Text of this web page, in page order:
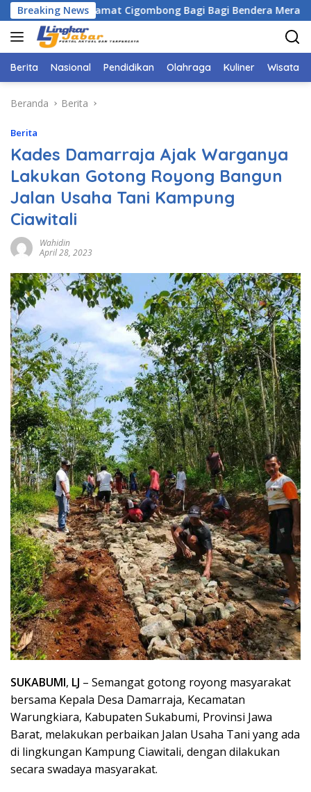
Langsung
ke
konten
Breaking News
Camat Cigombong Bagi Bagi Bendera Merah Putih
Berita Nasional Pendidikan Olahraga Kuliner Wisata
Beranda Berita
Berita
Kades Damarraja Ajak Warganya
Lakukan Gotong Royong Bangun
Jalan Usaha Tani Kampung
Ciawitali
Wahidin
April 28, 2023
SUKABUMI, LJ – Semangat gotong royong masyarakat
bersama Kepala Desa Damarraja, Kecamatan
Warungkiara, Kabupaten Sukabumi, Provinsi Jawa
Barat, melakukan perbaikan Jalan Usaha Tani yang ada
di lingkungan Kampung Ciawitali, dengan dilakukan
secara swadaya masyarakat.